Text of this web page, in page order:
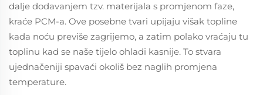
dalje dodavanjem tzv. materijala s promjenom faze,
kraće PCM-a. Ove posebne tvari upijaju višak topline
kada noću previše zagrijemo, a zatim polako vraćaju tu
toplinu kad se naše tijelo ohladi kasnije. To stvara
ujednačeniji spavaći okoliš bez naglih promjena
temperature.